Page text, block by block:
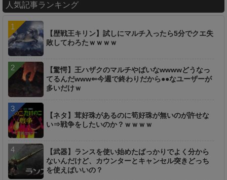
人気記事ランキング
【歴戦王キリン】試しにマルチ入ったら5分でクエ失
敗してわろたｗｗｗｗ
【驚愕】王ハザクのマルチやばいなwwwwどうなっ
てるんだwww⇐今週で終わりだから●●なユーザーが
多いだけｗ
【ネタ】茸好珠があるのに筍好珠が無いのが許せな
い⇒戦争をしたいのか？ｗｗｗｗ
【武器】ランスを使い始めたばっかりでよく分から
ないんだけど、カウンターとキャンセル突きどっち
を使えばいいの？